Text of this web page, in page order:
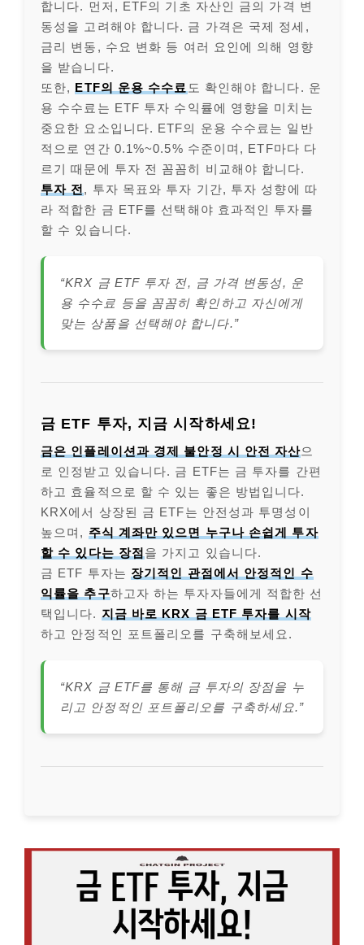
합니다. 먼저, ETF의 기초 자산인 금의 가격 변
동성을 고려해야 합니다. 금 가격은 국제 정세,
금리 변동, 수요 변화 등 여러 요인에 의해 영향
을 받습니다.
또한, ETF의 운용 수수료 도 확인해야 합니다. 운
용 수수료는 ETF 투자 수익률에 영향을 미치는
중요한 요소입니다. ETF의 운용 수수료는 일반
적으로 연간 0.1%~0.5% 수준이며, ETF마다 다
르기 때문에 투자 전 꼼꼼히 비교해야 합니다.
투자 전 , 투자 목표와 투자 기간, 투자 성향에 따
라 적합한 금 ETF를 선택해야 효과적인 투자를
할 수 있습니다.
“KRX 금 ETF 투자 전, 금 가격 변동성, 운
용 수수료 등을 꼼꼼히 확인하고 자신에게
맞는 상품을 선택해야 합니다.”
금 ETF 투자, 지금 시작하세요!
금은 인플레이션과 경제 불안정 시 안전 자산으
로 인정받고 있습니다. 금 ETF는 금 투자를 간편
하고 효율적으로 할 수 있는 좋은 방법입니다.
KRX에서 상장된 금 ETF는 안전성과 투명성이
높으며, 주식 계좌만 있으면 누구나 손쉽게 투자
할 수 있다는 장점 을 가지고 있습니다.
금 ETF 투자는 장기적인 관점에서 안정적인 수
익률을 추구하고자 하는 투자자들에게 적합한 선
택입니다. 지금 바로 KRX 금 ETF 투자를 시작
하고 안정적인 포트폴리오를 구축해보세요.
“KRX 금 ETF를 통해 금 투자의 장점을 누
리고 안정적인 포트폴리오를 구축하세요.”